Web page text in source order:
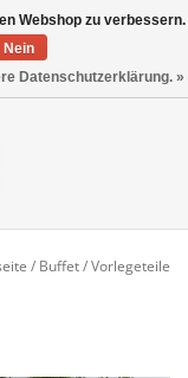
/ Buffet/Vorlegeteile
Webshop zu verbessern.
Nein
Datenschutzerklärung. »